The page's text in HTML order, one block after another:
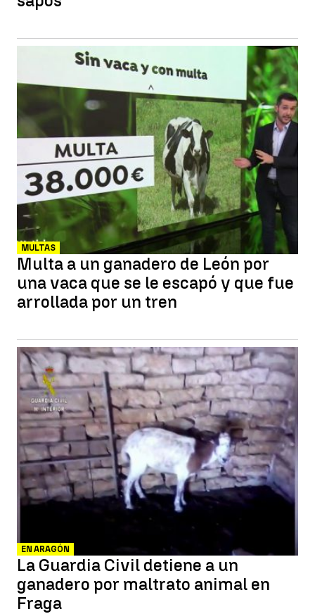
MULTAS
Multa a un ganadero de León por
una vaca que se le escapó y que fue
arrollada por un tren
EN ARAGÓN
La Guardia Civil detiene a un
ganadero por maltrato animal en
Fraga